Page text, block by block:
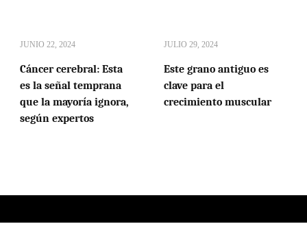
JUNIO 22, 2024
Cáncer cerebral: Esta
es la señal temprana
que la mayoría ignora,
según expertos
JULIO 29, 2024
Este grano antiguo es
clave para el
crecimiento muscular